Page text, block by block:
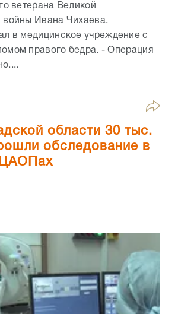
ветерана Великой
войны Ивана Чихаева.
в медицинское учреждение с
правого бедра. - Операция
области 30 тыс.
обследование в